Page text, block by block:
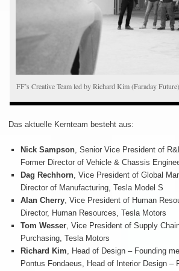
FF’s Creative Team led by Richard Kim (Faraday Future)
Das aktuelle Kernteam besteht aus:
Nick Sampson, Senior Vice President of
Former Director of Vehicle & Chassis
Dag Rechhorn, Vice President of Global
Director of Manufacturing, Tesla Model S
Alan Cherry, Vice President of Human
Director, Human Resources, Tesla Motors
Tom Wesser, Vice President of Supply
Purchasing, Tesla Motors
Richard Kim, Head of Design – Founding
Pontus Fondaeus, Head of Interior Design –